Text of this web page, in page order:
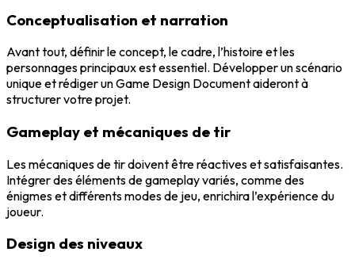
Conceptualisation et narration
Avant tout, définir le concept, le cadre, l’histoire et les
personnages principaux est essentiel. Développer un scénario
unique et rédiger un Game Design Document aideront à
structurer votre projet.
Gameplay et mécaniques de tir
Les mécaniques de tir doivent être réactives et satisfaisantes.
Intégrer des éléments de gameplay variés, comme des
énigmes et différents modes de jeu, enrichira l’expérience du
joueur.
Design des niveaux